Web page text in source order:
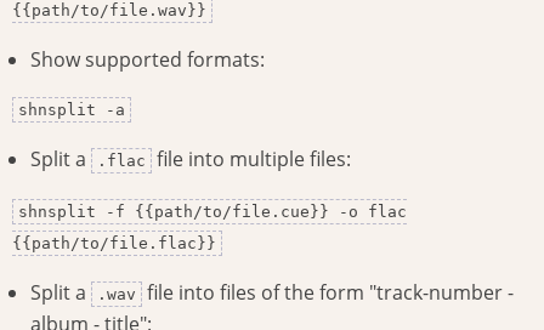
{{path/to/file.wav}}
Show supported formats:
shnsplit -a
Split a .flac file into multiple files:
shnsplit -f {{path/to/file.cue}} -o flac
{{path/to/file.flac}}
Split a .wav
file into files of the form "track-number -
album - title":